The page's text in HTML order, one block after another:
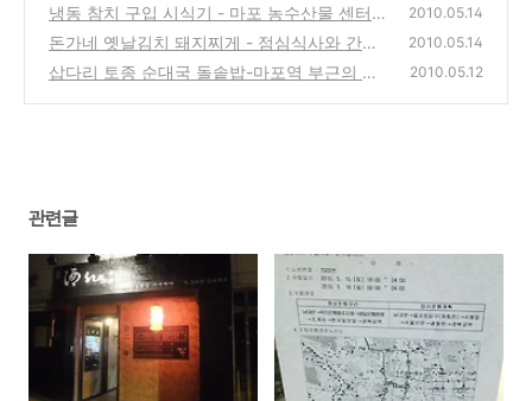
(0)
냉동 참치 구입 시식기 - 마포 농수산물 센터,
다농마트 방문기
(2)
2010.05.14
돈가네 옛날김치 돼지찌게 - 점심식사와 간단
한 술한잔에 좋은 체인점
(2)
2010.05.14
삽다리 토종 순대국 돌솥밥-마포역 부근의 식
2010.05.12
관련글